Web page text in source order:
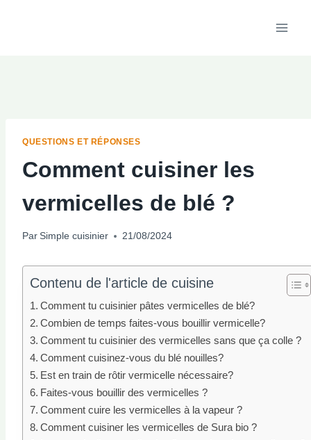
QUESTIONS ET RÉPONSES
Comment cuisiner les
vermicelles de blé ?
Par Simple cuisinier 21/08/2024
Contenu de l'article de cuisine
Comment tu cuisinier pâtes vermicelles de blé?
Combien de temps faites-vous bouillir vermicelle?
Comment tu cuisinier des vermicelles sans que ça colle ?
Comment cuisinez-vous du blé nouilles?
Est en train de rôtir vermicelle nécessaire?
Faites-vous bouillir des vermicelles ?
Comment cuire les vermicelles à la vapeur ?
Comment cuisiner les vermicelles de Sura bio ?